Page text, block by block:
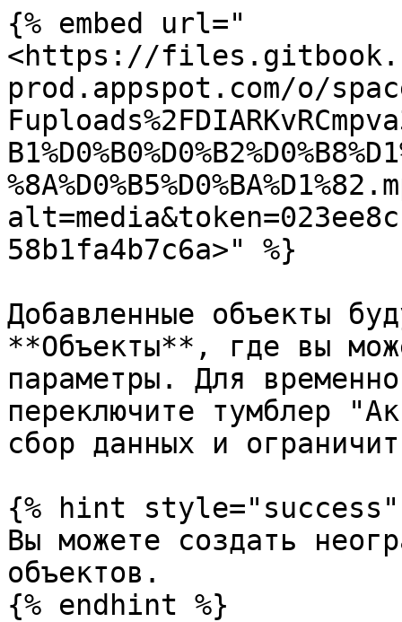
{% embed url="
<https://
prod.appspot.com/o/
58b1fa4b7c6a>" %}
Добавленные объекты
**Объекты**, где вы
параметры. Для
переключите тумблер
сбор данных и
{% hint style="success"
Вы можете создать
объектов.
{% endhint %}